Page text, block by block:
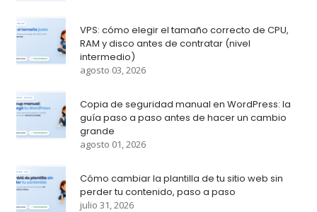
VPS: cómo elegir el tamaño correcto de CPU,
RAM y disco antes de contratar (nivel
intermedio)
agosto 03, 2026
Copia de seguridad manual en WordPress: la
guía paso a paso antes de hacer un cambio
grande
agosto 01, 2026
Cómo cambiar la plantilla de tu sitio web sin
perder tu contenido, paso a paso
julio 31, 2026